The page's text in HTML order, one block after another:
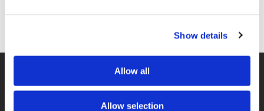
Show details
Allow all
Allow selection
WIR HELFEN IHNEN GERNE
WEITER
Wir sind montags bis freitags